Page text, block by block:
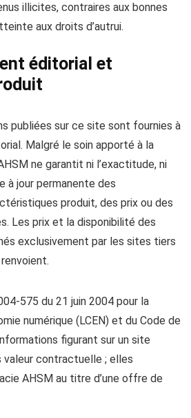
illicites, contraires aux bonnes
aux droits d’autrui.
éditorial et
publiées sur ce site sont fournies à
Malgré le soin apporté à la
ne garantit ni l’exactitude, ni
à jour permanente des
produit, des prix ou des
Les prix et la disponibilité des
exclusivement par les sites tiers
575 du 21 juin 2004 pour la
numérique (LCEN) et du Code de
figurant sur un site
valeur contractuelle ; elles
AHSM au titre d’une offre de